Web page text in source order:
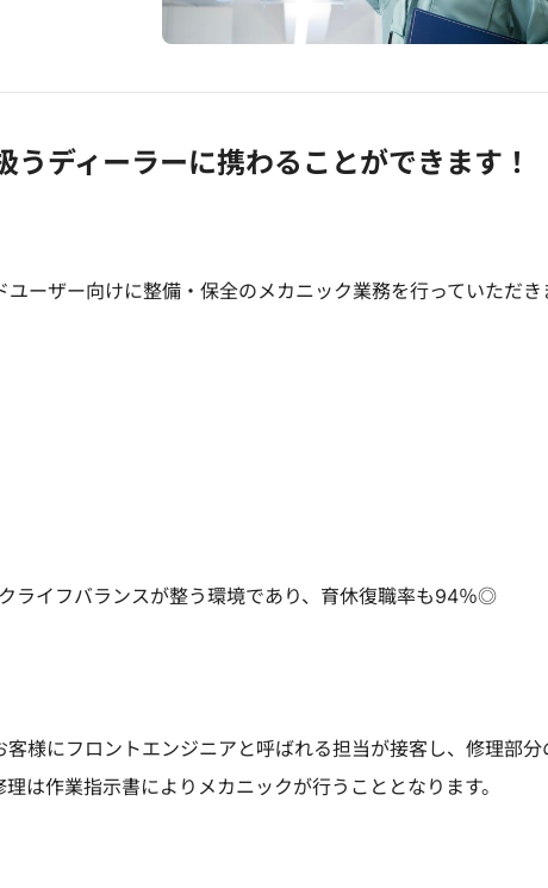
ディーラーに携わることができます！
ーザー向けに整備・保全のメカニック業務を行っていただき
ライフバランスが整う環境であり、育休復職率も94％◎
様にフロントエンジニアと呼ばれる担当が接客し、修理部分
は作業指示書によりメカニックが行うこととなります。